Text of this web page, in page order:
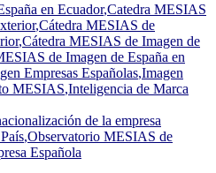
en Ecuador,Catedra MESIAS
,Cátedra MESIAS de
,Cátedra MESIAS de Imagen de
de Imagen de España en
Empresas Españolas,Imagen
MESIAS,Inteligencia de Marca
de la empresa
,Observatorio MESIAS de
Española